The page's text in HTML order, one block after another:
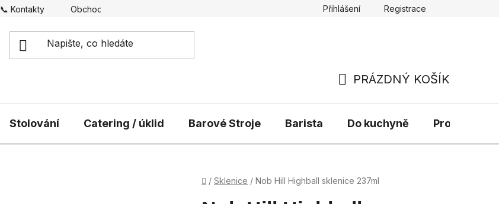
📞 Kontakty Obchodní podmínky Přihlášení Registrace
KOŠÍK
PRÁZDNÝ KOŠÍK
Stolování Catering / úklid Barové Stroje Barista Do kuchyně Prodávané
Domů
/ Sklenice / Nob Hill Highball sklenice 237ml